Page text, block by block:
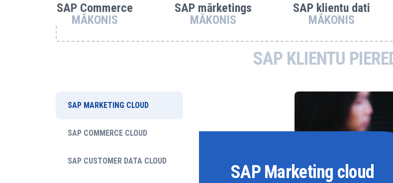
SAP Commerce
MĀKONIS
SAP mārketings
MĀKONIS
SAP klientu dati
MĀKONIS
SAP KLIENTU
SAP MARKETING CLOUD
SAP COMMERCE CLOUD
SAP CUSTOMER DATA CLOUD
SAP Marketing cloud